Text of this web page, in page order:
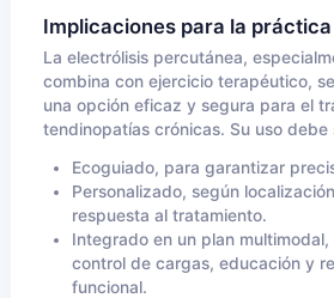
Implicaciones para la
La electrólisis percutánea,
combina con ejercicio terapéutico,
una opción eficaz y segura para el
tendinopatías crónicas. Su uso debe
Ecoguiado, para garantizar
Personalizado, según
respuesta al tratamiento.
Integrado en un plan
control de cargas, educación y
funcional.